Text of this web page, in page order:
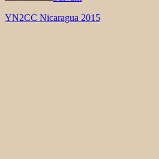
YN2CC Nicaragua 2015